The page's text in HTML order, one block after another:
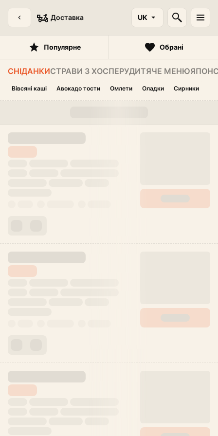
Доставка UK
Популярне Обрані
СНІДАНКИСТРАВИ З ХОСПЕРУДИТЯЧЕ МЕНЮ
Вівсяні каші Авокадо тости Омлети Оладки Сирники